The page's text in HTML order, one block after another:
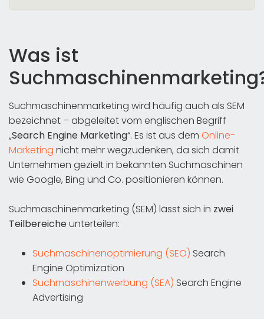
Was ist
Suchmaschinenmarketing wird häufig auch als SEM
bezeichnet – abgeleitet vom englischen Begriff
„Search Engine Marketing“. Es ist aus dem Online-
Marketing nicht mehr wegzudenken, da sich damit
Unternehmen gezielt in bekannten Suchmaschinen
wie Google, Bing und Co. positionieren können.
Suchmaschinenmarketing (SEM) lässt sich in zwei
Teilbereicheunterteilen:
Suchmaschinenoptimierung (SEO) Search
Engine Optimization
Suchmaschinenwerbung (SEA) Search Engine
Advertising